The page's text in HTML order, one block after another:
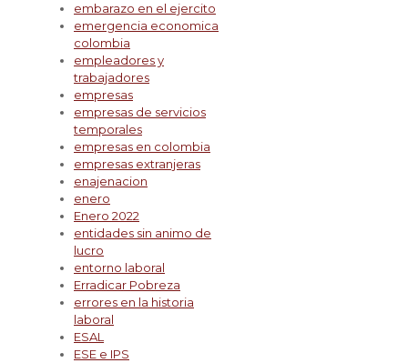
embarazo en el ejercito
emergencia economica
colombia
empleadores y
trabajadores
empresas
empresas de servicios
temporales
empresas en colombia
empresas extranjeras
enajenacion
enero
Enero 2022
entidades sin animo de
lucro
entorno laboral
Erradicar Pobreza
errores en la historia
laboral
ESAL
ESE e IPS